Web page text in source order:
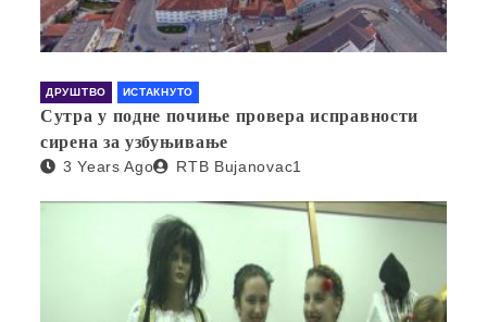
ДРУШТВО ИСТАКНУТО
Сутра у подне почиње провера исправности
сирена за узбуњивање
3 Years Ago RTB Bujanovac1